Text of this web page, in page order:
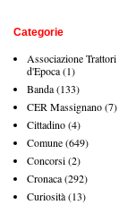
Categorie
Associazione Trattori
d'Epoca(1)
Banda(133)
CER Massignano(7)
Cittadino(4)
Comune(649)
Concorsi(2)
Cronaca(292)
Curiosità(13)